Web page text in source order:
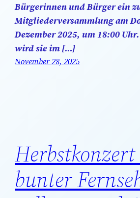
Bürgerinnen und Bürger ein
Mitgliederversammlung am
Dezember 2025, um 18:00
wird sie im […]
November 28, 2025
bunter